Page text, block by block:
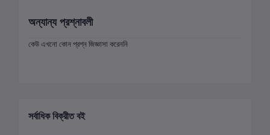
অন্যান্য প্রশ্নাবলী
কেউ এখনো কোন প্রশ্ন জিজ্ঞাসা করেননি
সর্বাধিক বিক্রীত বই